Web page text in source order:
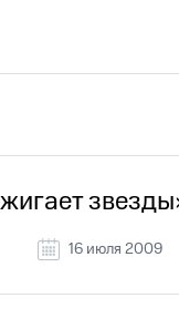
этика
16 июля 2009